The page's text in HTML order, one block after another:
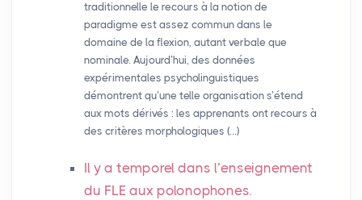
traditionnelle le recours à la notion de
paradigme est assez commun dans le
domaine de la flexion, autant verbale que
nominale. Aujourd’hui, des données
expérimentales psycholinguistiques
démontrent qu’une telle organisation s’étend
aux mots dérivés : les apprenants ont recours à
des critères morphologiques (…)
Il y a temporel dans l’enseignement
du FLE aux polonophones.